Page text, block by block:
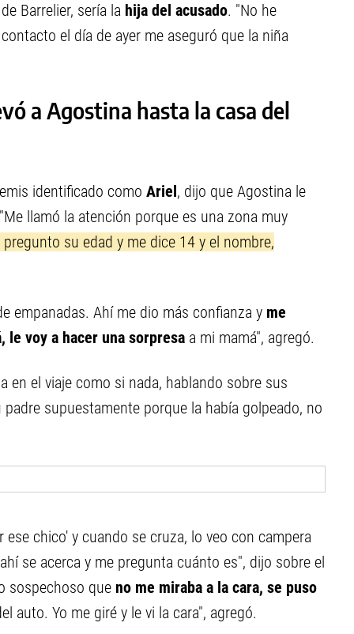
Barrelier, sería la hija del acusado. "No he
el día de ayer me aseguró que la niña
a Agostina hasta la casa del
identificado como Ariel, dijo que Agostina le
llamó la atención porque es una zona muy
pregunto su edad y me dice 14 y el nombre,
empanadas. Ahí me dio más confianza y me
le voy a hacer una sorpresa a mi mamá", agregó.
en el viaje como si nada, hablando sobre sus
supuestamente porque la había golpeado, no
chico' y cuando se cruza, lo veo con campera
se acerca y me pregunta cuánto es", dijo sobre el
sospechoso que no me miraba a la cara, se puso
auto. Yo me giré y le vi la cara", agregó.